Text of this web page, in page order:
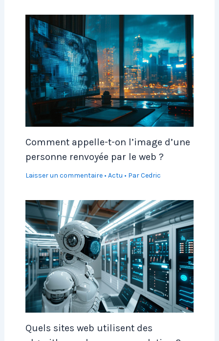
Comment appelle-t-on l’image d’une
personne renvoyée par le web ?
Laisser un commentaire • Actu • ParCedric
Quels sites web utilisent des